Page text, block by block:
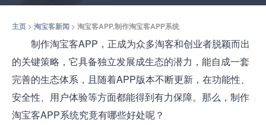
主页 > 淘宝客新闻 > 淘宝客APP,制作淘宝客APP系统
制作淘宝客APP，正成为众多淘客和创业者脱颖而出
的关键策略，它具备独立发展成生态的潜力，能自成一套
完善的生态体系，且随着APP版本不断更新，在功能性、
安全性、用户体验等方面都能得到有力保障。那么，制作
淘宝客APP系统究竟有哪些好处呢？